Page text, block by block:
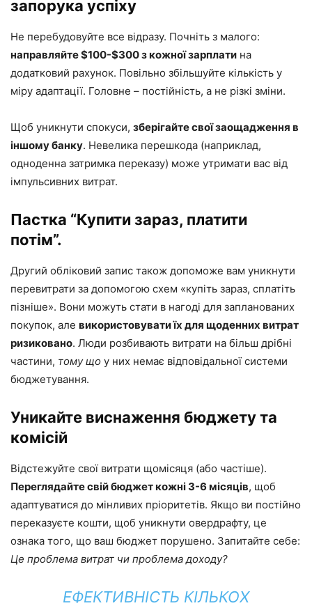
запорука успіху
Не перебудовуйте все відразу. Почніть з малого:
направляйте $100-$300 з кожної зарплати на
додатковий рахунок. Повільно збільшуйте кількість у
міру адаптації. Головне – постійність, а не різкі зміни.
Щоб уникнути спокуси, зберігайте свої заощадження в
іншому банку. Невелика перешкода (наприклад,
одноденна затримка переказу) може утримати вас від
імпульсивних витрат.
Пастка “Купити зараз, платити
потім”.
Другий обліковий запис також допоможе вам уникнути
перевитрати за допомогою схем «купіть зараз, сплатіть
пізніше». Вони можуть стати в нагоді для запланованих
покупок, але використовувати їх для щоденних витрат
ризиковано. Люди розбивають витрати на більш дрібні
частини, тому що у них немає відповідальної системи
бюджетування.
Уникайте виснаження бюджету та
комісій
Відстежуйте свої витрати щомісяця (або частіше).
Переглядайте свій бюджет кожні 3-6 місяців, щоб
адаптуватися до мінливих пріоритетів. Якщо ви постійно
переказуєте кошти, щоб уникнути овердрафту, це
ознака того, що ваш бюджет порушено. Запитайте себе:
Це проблема витрат чи проблема доходу?
ЕФЕКТИВНІСТЬ КІЛЬКОХ